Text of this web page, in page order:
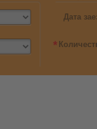
Дата
*